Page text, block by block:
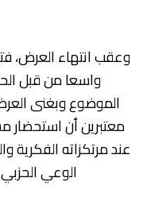
وعقب انتهاء العرض،
واسعا من قبل
الموضوع وبغنى
معتبرين أن استحضار
عند مرتكزاته
الوعي